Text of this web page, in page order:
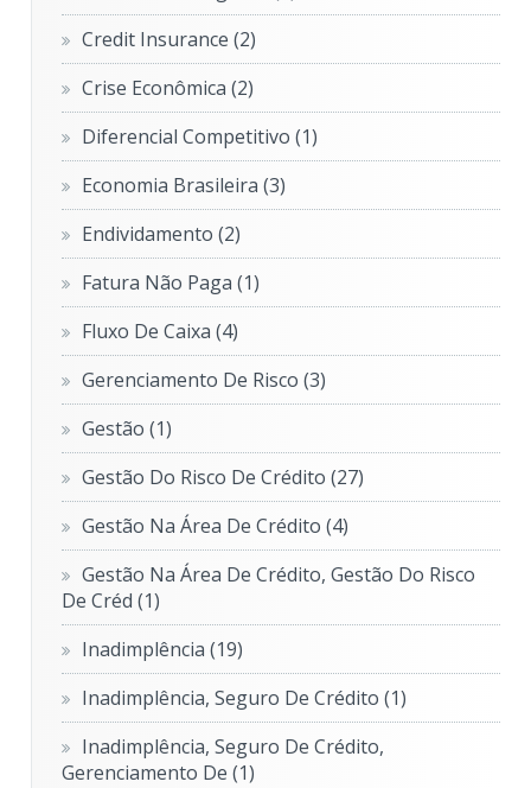
Credit Insurance(2)
Crise Econômica(2)
Diferencial Competitivo(1)
Economia Brasileira(3)
Endividamento(2)
Fatura Não Paga(1)
Fluxo De Caixa(4)
Gerenciamento De Risco(3)
Gestão(1)
Gestão Do Risco De Crédito(27)
Gestão Na Área De Crédito(4)
Gestão Na Área De Crédito, Gestão Do Risco
De Créd(1)
Inadimplência(19)
Inadimplência, Seguro De Crédito(1)
Inadimplência, Seguro De Crédito,
Gerenciamento De(1)